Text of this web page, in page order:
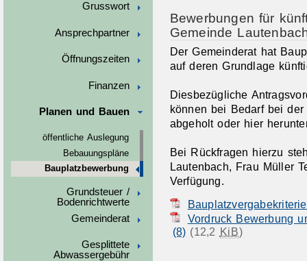
Grusswort
Ansprechpartner
Öffnungszeiten
Finanzen
Planen und Bauen
öffentliche Auslegung
Bebauungspläne
Bauplatzbewerbung
Grundsteuer /
Bodenrichtwerte
Gemeinderat
Gesplittete
Abwassergebühr
Bewerbungen für
Gemeinde
Der Gemeinderat hat
auf deren Grundlage
Diesbezügliche
können bei Bedarf bei
abgeholt oder hier
Bei Rückfragen hierzu
Lautenbach, Frau Müller
Verfügung.
Vordruck Bewerbung
(8) (12,2 KiB)